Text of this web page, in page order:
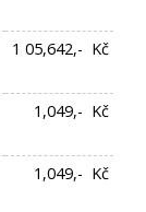
1 05,642,- Kč
1,049,- Kč
1,049,- Kč